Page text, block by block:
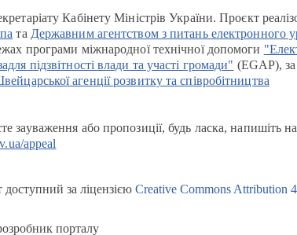
Кабінету Міністрів України. Проєкт
та Державним агентством з питань електронного
програми міжнародної технічної допомоги
підзвітності влади та участі громади" (EGAP), за
агенції розвитку та співробітництва
зауваження або пропозиції, будь ласка, напишіть
appeal
доступний за ліцензією Creative Commons Attribution
порталу